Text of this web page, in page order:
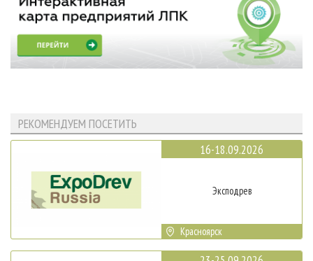
РЕКОМЕНДУЕМ ПОСЕТИТЬ
16-18.09.2026
Эксподрев
Красноярск